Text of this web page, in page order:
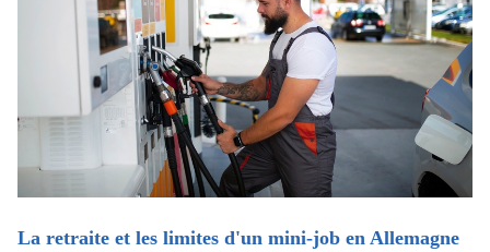
La retraite et les limites d'un mini-job en Allemagne